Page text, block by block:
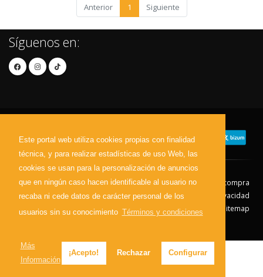
Este portal web utiliza cookies propias con finalidad
técnica, y para realizar estadísticas de uso Web, las
cookies se usan para la personalización de anuncios
que en ningún caso hacen identificable al usuario no
recaba ni cede datos de carácter personal de los
usuarios sin su conocimiento Términos y condiciones
Más
Información
¡Acepto! Rechazar Configurar
Anterior 1 Siguiente
Síguenos en:
Contacto Aviso Legal
Condiciones de compra
Política de envíos
Política de devolución
Política de Privacidad
Política de Cookies
Sitemap